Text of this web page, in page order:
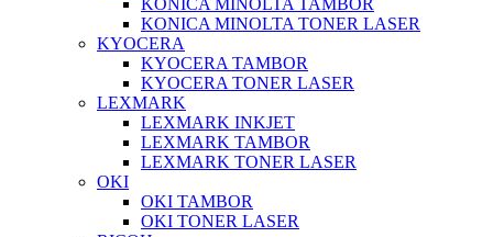
KONICA MINOLTA TAMBOR
KONICA MINOLTA TONER LASER
KYOCERA
KYOCERA TAMBOR
KYOCERA TONER LASER
LEXMARK
LEXMARK INKJET
LEXMARK TAMBOR
LEXMARK TONER LASER
OKI
OKI TAMBOR
OKI TONER LASER